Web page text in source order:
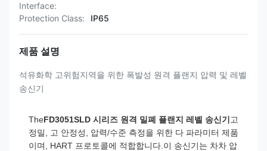
Interface:
Protection Class: IP65
제품 설명
석유화학 고위험지역을 위한 폭발성 원격 플랜지 압력 및 레벨
송신기
TheFD3051SLD 시리즈 원격 밀폐 플랜지 레벨 송신기 고
정밀, 고 안정성, 압력/수준 측정을 위한 다 파라미터 제품
이며, HART 프로토콜에 적합합니다.이 송신기는 차차 압